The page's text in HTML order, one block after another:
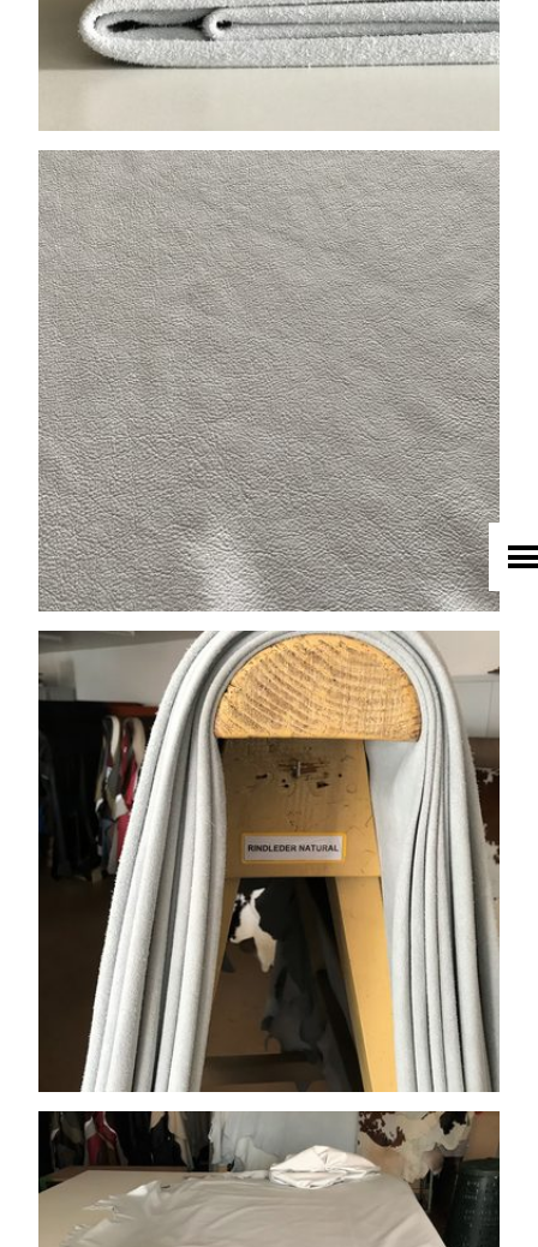
HOME
UNTERNEHMEN
LEDER
FELL
TEXTIL
ECO FRIENDLY
SHOP PELLEBELLE
PRODUKTE
DIENSTLEISTUNGEN
KNOW HOW
NEWS
KONTAKT